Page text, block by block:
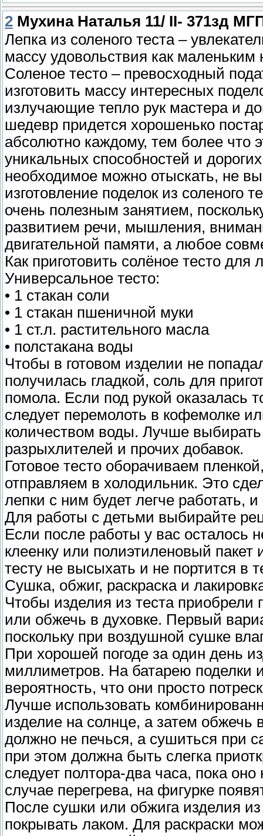
2 Мухина Наталья 11/ II- 371зд
Лепка из соленого теста –
массу удовольствия как
Соленое тесто – превосходный
изготовить массу интересных
излучающие тепло рук мастера и
шедевр придется хорошенько
абсолютно каждому, тем более что
уникальных способностей и
необходимое можно отыскать, не
изготовление поделок из соленого
очень полезным занятием,
развитием речи, мышления,
двигательной памяти, а любое
Как приготовить солёное тесто для
Универсальное тесто:
• 1 стакан соли
• 1 стакан пшеничной муки
• 1 ст.л. растительного масла
• полстакана воды
Чтобы в готовом изделии не
получилась гладкой, соль для
помола. Если под рукой оказалась
следует перемолоть в кофемолке
количеством воды. Лучше выбирать
разрыхлителей и прочих добавок.
Готовое тесто оборачиваем
отправляем в холодильник. Это
лепки с ним будет легче работать,
Для работы с детьми выбирайте
Если после работы у вас осталось
клеенку или полиэтиленовый
тесту не высыхать и не портится в
Сушка, обжиг, раскраска и
Чтобы изделия из теста приобрели
или обжечь в духовке. Первый
поскольку при воздушной сушке
При хорошей погоде за один день
миллиметров. На батарею поделки
вероятность, что они просто
Лучше использовать
изделие на солнце, а затем обжечь
должно не печься, а сушиться при
при этом должна быть слегка
следует полтора-два часа, пока
случае перегрева, на фигурке
После сушки или обжига изделия
покрывать лаком. Для раскраски